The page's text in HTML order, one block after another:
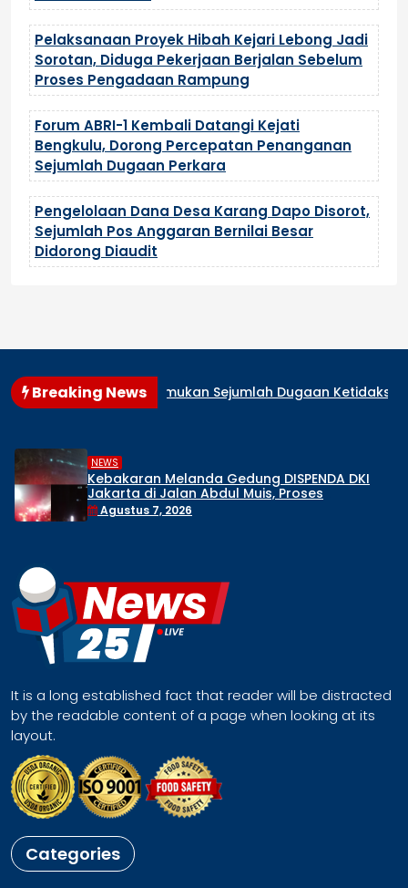
Pelaksanaan Proyek Hibah Kejari Lebong Jadi
Sorotan, Diduga Pekerjaan Berjalan Sebelum
Proses Pengadaan Rampung
Forum ABRI-1 Kembali Datangi Kejati
Bengkulu, Dorong Percepatan Penanganan
Sejumlah Dugaan Perkara
Pengelolaan Dana Desa Karang Dapo Disorot,
Sejumlah Pos Anggaran Bernilai Besar
Didorong Diaudit
Breaking News
Lestari Temukan Sejumlah Dugaan Ketidaksesuaian
NEWS
Kebakaran Melanda Gedung DISPENDA DKI
Jakarta di Jalan Abdul Muis, Proses
Pemadaman Masih Berlangsung
Agustus 7, 2026
It is a long established fact that reader will be distracted
by the readable content of a page when looking at its
layout.
Categories